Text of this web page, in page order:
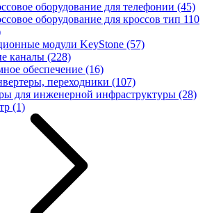
оборудование для телефонии (45)
оборудование для кроссов тип 110
модули KeyStone (57)
каналы (228)
обеспечение (16)
переходники (107)
для инженерной инфраструктуры (28)
(1)